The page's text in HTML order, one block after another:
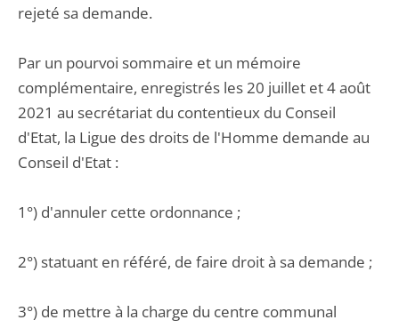
rejeté sa demande.
Par un pourvoi sommaire et un mémoire
complémentaire, enregistrés les 20 juillet et 4 août
2021 au secrétariat du contentieux du Conseil
d'Etat, la Ligue des droits de l'Homme demande au
Conseil d'Etat :
1°) d'annuler cette ordonnance ;
2°) statuant en référé, de faire droit à sa demande ;
3°) de mettre à la charge du centre communal